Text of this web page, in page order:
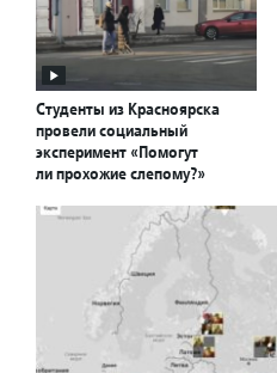
Студенты из Красноярска
провели социальный
эксперимент «Помогут
ли прохожие слепому?»